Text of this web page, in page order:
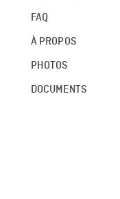
FAQ
À PROPOS
PHOTOS
DOCUMENTS